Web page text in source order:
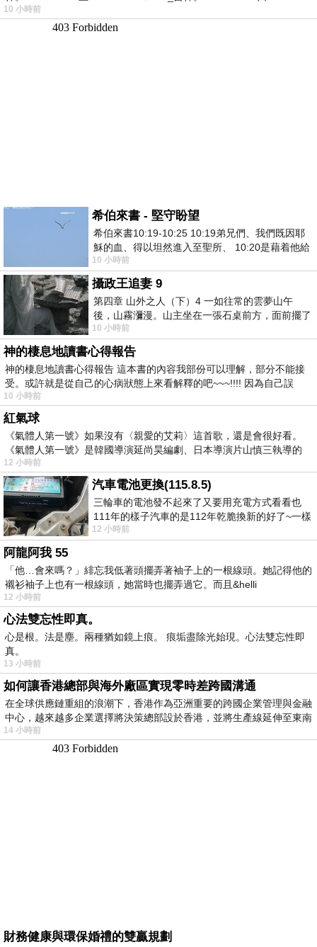
10 小時前
希伯來書 - 堅守盼望
希伯來書10:19-10:25 10:19弟兄們、我們既因耶
穌的血、得以坦然進入至聖所、 10:20是藉着他給
我們開了一條又新又活的路從幔子經過
10 小時前
攝政王追妻 9
第四章 山外之人（下）4 一如往常的雲夢山午
後，山霧瀰漫。山主坐在一張石桌前方，面前擺了
一盤未下完的棋盤，還有一壺茶與兩只冒
10 小時前
神的棲息地讀書心得報告
神的棲息地讀書心得報告 這本書的內容我部份可以理解，部分不能接
受。或許就是從自己的心病狀態上來看解釋的吧~~~!!!! 因為自己誤
10 小時前
紅氣球
《氣體人第一號》如果沒有〈親愛的艾莉〉這首歌，還是會很好看。
《氣體人第一號》是韓國導演延尚昊編劇、日本導演片山慎三執導的
12 小時前
汽車電池更換(115.8.5)
三輪車的電池發不起來了又要用充電方式看看也
111年的樣子汽車的是112年乾脆換新的好了~一樣
在阿炮電池買的漲了一百多塊吧
12 小時前
阿龍阿我 55
「他…會來嗎？」緋忘我低著頭擺弄著袖子上的一根線頭。她記得他的
襯衫袖子上也有一根線頭，她當時也擺弄過它。而且&helli
12 小時前
心法雙忘性即真。
心是根。法是塵。兩種猶如鏡上痕。 痕垢盡除光始現。心法雙忘性即
真。
13 小時前
如何讓香港總部與海外廠區實現零時差跨國溝通
在全球供應鏈重組的浪潮下，香港作為亞洲重要的跨國企業管理與金融
中心，越來越多企業選擇將決策總部設於香港，並將生產線延伸至東南
14 小時前
財務健康與環保婚禮的雙贏規劃